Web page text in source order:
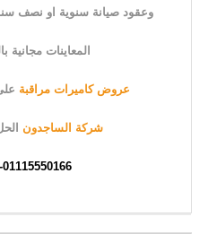
وعقود صيانة سنوية او نصف
المعاينات مجانية
عروض كاميرات مراقبة
شركة الساجدون
01115550166- 01005331551